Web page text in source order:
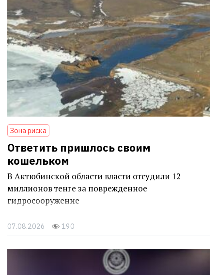
Зона риска
Ответить пришлось своим
кошельком
В Актюбинской области власти отсудили 12
миллионов тенге за поврежденное
гидросооружение
07.08.2026 190